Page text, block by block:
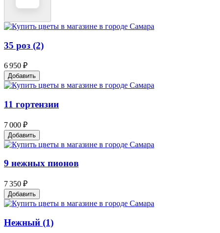
35 роз (2)
6 950 ₽
Добавить
11 гортензии
7 000 ₽
Добавить
9 нежных пионов
7 350 ₽
Добавить
Нежный (1)